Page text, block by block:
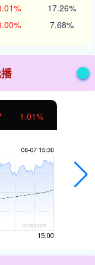
17.26%
7.68%
1.01%